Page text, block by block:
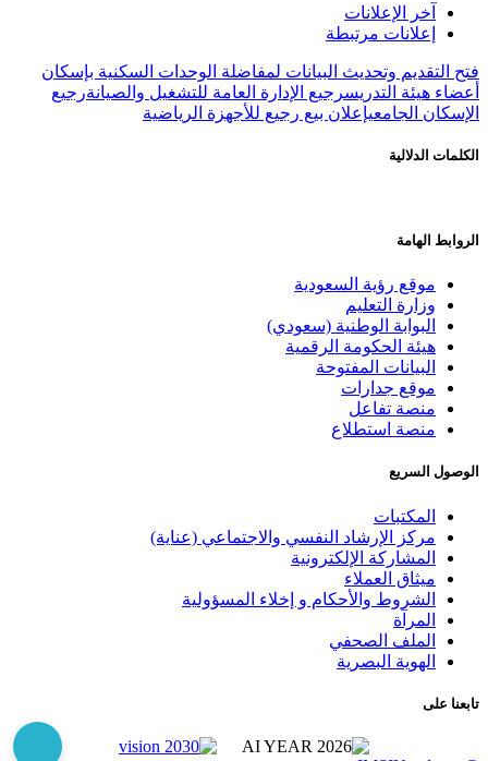
آخر الإعلانات
إعلانات مرتبطة
فتح التقديم وتحديث البيانات لمفاضلة الوحدات السكنية بإسكان
أعضاء هيئة التدريسرجيع الإدارة العامة للتشغيل والصيانةرجيع
الإسكان الجامعيإعلان بيع رجيع للأجهزة الرياضية
الكلمات الدلالية
الروابط الهامة
موقع رؤية السعودية
وزارة التعليم
البوابة الوطنية (سعودي)
هيئة الحكومة الرقمية
البيانات المفتوحة
موقع جدارات
منصة تفاعل
منصة استطلاع
الوصول السريع
المكتبات
مركز الإرشاد النفسي والاجتماعي (عناية)
المشاركة الإلكترونية
ميثاق العملاء
الشروط والأحكام و إخلاء المسؤولية
المرآة
الملف الصحفي
الهوية البصرية
تابعنا على